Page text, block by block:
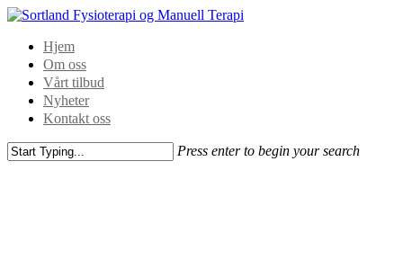
Hjem
Om oss
Vårt tilbud
Nyheter
Kontakt oss
Press enter to begin your search